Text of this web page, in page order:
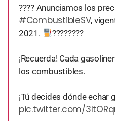
???? Anunciamos los
#CombustibleSV,
2021.
????????
¡Recuerda! Cada
los combustibles.
¡Tú decides dónde echar
pic.twitter.com/